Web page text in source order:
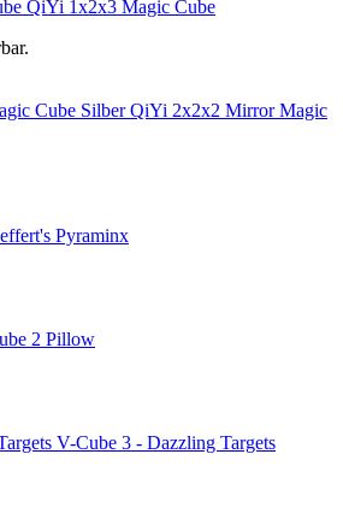
QiYi 1x2x3 Magic Cube
QiYi 2x2x2 Mirror Magic
Pyraminx
2 Pillow
V-Cube 3 - Dazzling Targets